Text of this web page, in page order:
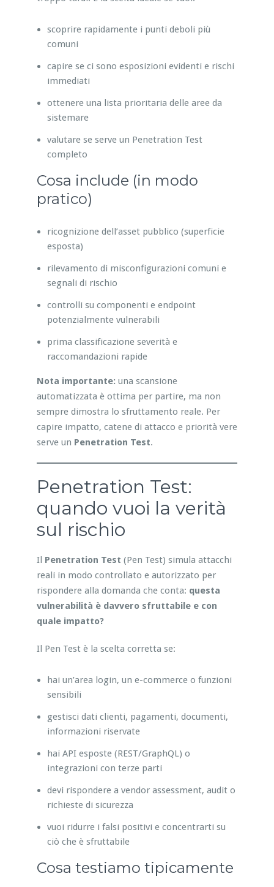
scoprire rapidamente i punti deboli più
comuni
capire se ci sono esposizioni evidenti e rischi
immediati
ottenere una lista prioritaria delle aree da
sistemare
valutare se serve un Penetration Test
completo
Cosa include (in modo
pratico)
ricognizione dell’asset pubblico (superficie
esposta)
rilevamento di misconfigurazioni comuni e
segnali di rischio
controlli su componenti e endpoint
potenzialmente vulnerabili
prima classificazione severità e
raccomandazioni rapide
Nota importante: una scansione
automatizzata è ottima per partire, ma non
sempre dimostra lo sfruttamento reale. Per
capire impatto, catene di attacco e priorità vere
serve un Penetration Test.
Penetration Test:
quando vuoi la verità
sul rischio
Il Penetration Test (Pen Test) simula attacchi
reali in modo controllato e autorizzato per
rispondere alla domanda che conta: questa
vulnerabilità è davvero sfruttabile e con
quale impatto?
Il Pen Test è la scelta corretta se:
hai un’area login, un e-commerce o funzioni
sensibili
gestisci dati clienti, pagamenti, documenti,
informazioni riservate
hai API esposte (REST/GraphQL) o
integrazioni con terze parti
devi rispondere a vendor assessment, audit o
richieste di sicurezza
vuoi ridurre i falsi positivi e concentrarti su
ciò che è sfruttabile
Cosa testiamo tipicamente